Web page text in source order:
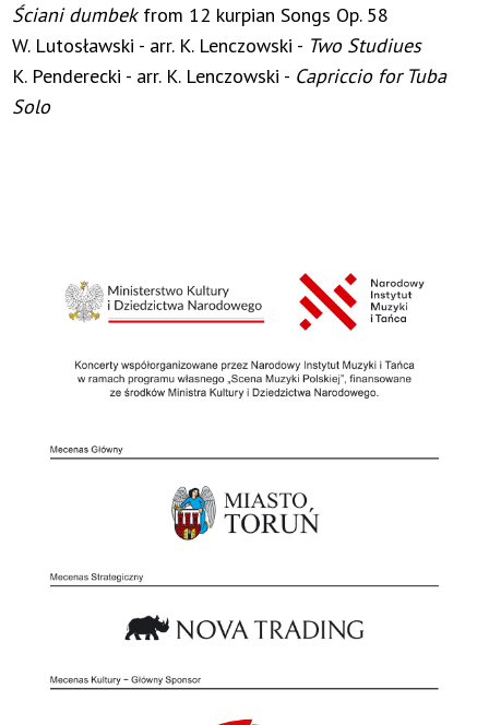
Ściani dumbekfrom 12 kurpian Songs Op. 58
W. Lutosławski - arr. K. Lenczowski - Two Studiues
K. Penderecki - arr. K. Lenczowski - Capriccio for Tuba
Solo